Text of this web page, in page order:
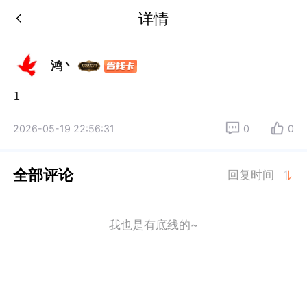
详情
鸿丶
1
2026-05-19 22:56:31 0 0
全部评论 回复时间
我也是有底线的~